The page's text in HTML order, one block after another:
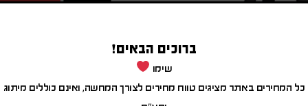
תיק ספורט בד משולב שני גוונים.
כיס קידמי עם רוכסן
ברוכים הבאים!
שימו
כל המחירים באתר מציגים טווח מחירים לצורך המחשה, ואינם כוללים מיתוג